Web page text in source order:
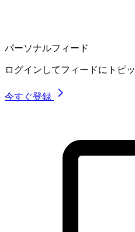
パーソナルフィード
ログインしてフィードにトピ
今すぐ登録